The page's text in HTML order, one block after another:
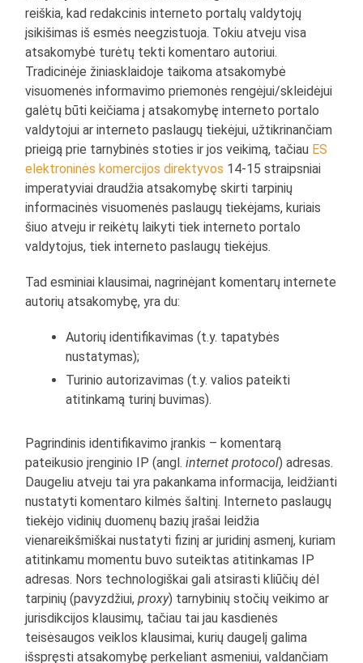
reiškia, kad redakcinis interneto portalų valdytojų
įsikišimas iš esmės neegzistuoja. Tokiu atveju visa
atsakomybė turėtų tekti komentaro autoriui.
Tradicinėje žiniasklaidoje taikoma atsakomybė
visuomenės informavimo priemonės rengėjui/skleidėjui
galėtų būti keičiama į atsakomybę interneto portalo
valdytojui ar interneto paslaugų tiekėjui, užtikrinančiam
prieigą prie tarnybinės stoties ir jos veikimą, tačiau ES
elektroninės komercijos direktyvos 14-15 straipsniai
imperatyviai draudžia atsakomybę skirti tarpinių
informacinės visuomenės paslaugų tiekėjams, kuriais
šiuo atveju ir reikėtų laikyti tiek interneto portalo
valdytojus, tiek interneto paslaugų tiekėjus.
Tad esminiai klausimai, nagrinėjant komentarų internete
autorių atsakomybę, yra du:
Autorių identifikavimas (t.y. tapatybės
nustatymas);
Turinio autorizavimas (t.y. valios pateikti
atitinkamą turinį buvimas).
Pagrindinis identifikavimo įrankis – komentarą
pateikusio įrenginio IP (angl.internet protocol) adresas.
Daugeliu atveju tai yra pakankama informacija, leidžianti
nustatyti komentaro kilmės šaltinį. Interneto paslaugų
tiekėjo vidinių duomenų bazių įrašai leidžia
vienareikšmiškai nustatyti fizinį ar juridinį asmenį, kuriam
atitinkamu momentu buvo suteiktas atitinkamas IP
adresas. Nors technologiškai gali atsirasti kliūčių dėl
tarpinių (pavyzdžiui,proxy) tarnybinių stočių veikimo ar
jurisdikcijos klausimų, tačiau tai jau kasdienės
teisėsaugos veiklos klausimai, kurių daugelį galima
išspręsti atsakomybę perkeliant asmeniui, valdančiam